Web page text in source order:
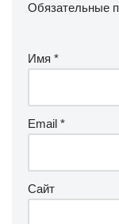
Обязательные
Имя *
Email *
Сайт